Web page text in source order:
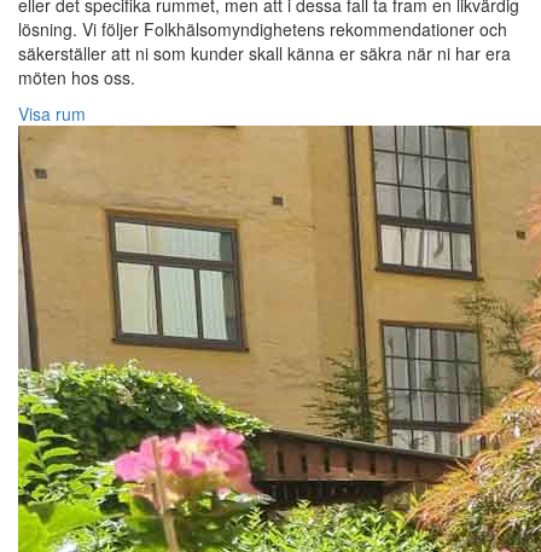
eller det specifika rummet, men att i dessa fall ta fram en likvärdig
lösning. Vi följer Folkhälsomyndighetens rekommendationer och
säkerställer att ni som kunder skall känna er säkra när ni har era
möten hos oss.
Visa rum